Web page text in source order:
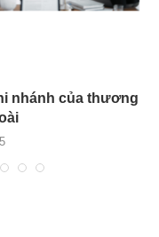
nhánh của thương